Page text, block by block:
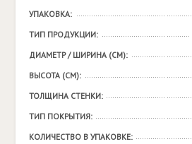
УПАКОВКА:
ТИП ПРОДУКЦИИ:
ДИАМЕТР / ШИРИНА (СМ):
ВЫСОТА (СМ):
ТОЛЩИНА СТЕНКИ:
ТИП ПОКРЫТИЯ:
КОЛИЧЕСТВО В УПАКОВКЕ: